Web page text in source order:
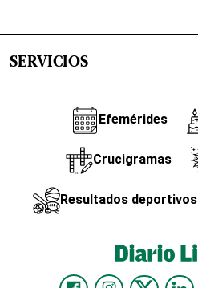
SERVICIOS
Efemérides
Crucigramas
Resultados deportivos